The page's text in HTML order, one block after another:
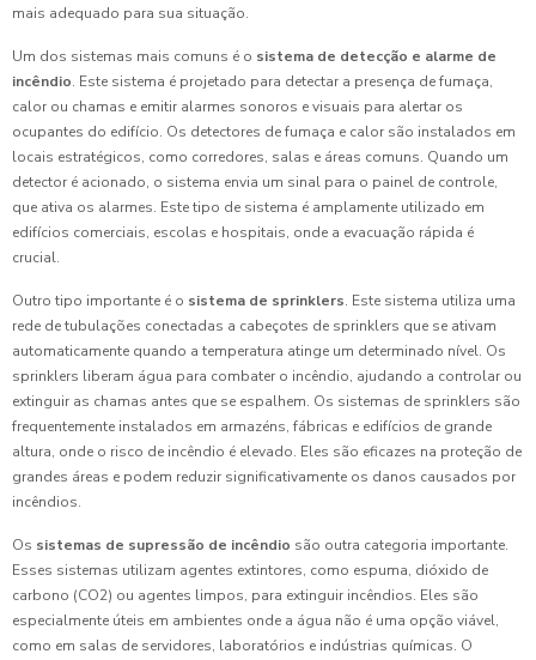
mais adequado para sua situação.
Um dos sistemas mais comuns é o sistema de detecção e alarme de
incêndio. Este sistema é projetado para detectar a presença de fumaça,
calor ou chamas e emitir alarmes sonoros e visuais para alertar os
ocupantes do edifício. Os detectores de fumaça e calor são instalados em
locais estratégicos, como corredores, salas e áreas comuns. Quando um
detector é acionado, o sistema envia um sinal para o painel de controle,
que ativa os alarmes. Este tipo de sistema é amplamente utilizado em
edifícios comerciais, escolas e hospitais, onde a evacuação rápida é
crucial.
Outro tipo importante é o sistema de sprinklers. Este sistema utiliza uma
rede de tubulações conectadas a cabeçotes de sprinklers que se ativam
automaticamente quando a temperatura atinge um determinado nível. Os
sprinklers liberam água para combater o incêndio, ajudando a controlar ou
extinguir as chamas antes que se espalhem. Os sistemas de sprinklers são
frequentemente instalados em armazéns, fábricas e edifícios de grande
altura, onde o risco de incêndio é elevado. Eles são eficazes na proteção de
grandes áreas e podem reduzir significativamente os danos causados por
incêndios.
Os sistemas de supressão de incêndio são outra categoria importante.
Esses sistemas utilizam agentes extintores, como espuma, dióxido de
carbono (CO2) ou agentes limpos, para extinguir incêndios. Eles são
especialmente úteis em ambientes onde a água não é uma opção viável,
como em salas de servidores, laboratórios e indústrias químicas. O